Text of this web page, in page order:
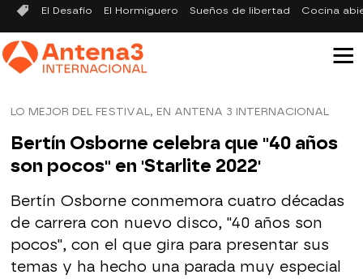
El Desafío El Hormiguero Sueños de libertad Cocina
LO MEJOR DEL FESTIVAL, EN ANTENA 3 INTERNACIONAL
Bertín Osborne celebra que "40 años
son pocos" en 'Starlite 2022'
Bertín Osborne conmemora cuatro décadas
de carrera con nuevo disco, "40 años son
pocos", con el que gira para presentar sus
temas y ha hecho una parada muy especial